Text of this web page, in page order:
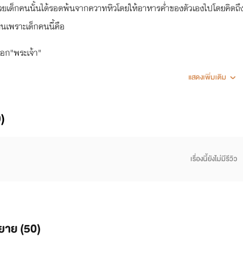
ยเด็กคนนั้นได้รอดพ้นจากควาทหิวโดยให้อาหารค่ำของตัวเองไปโด
เพราะเด็กคนนี้คือ
ก"พระเจ้า"
เจ้า"ใช่ข้าพระเจ้า ข้ารู้ว่าเจ้าเจออะไรมามากมายแต่ที่ข้าเรียกเจ้ามาวั้นนี้
ออคือ ขอบคุณครับ แต่ว่าจะดีหรอครับที่ให้ผมได้เกิดใหม่นะ เพราะผมไม่มี
ใจหรือหดหู่ เจ้าก็ยังคิดที่จะช่วยเด็กที่ไม่รู้ว่าใคร นั้นแหละคือความสามา
ะพลังกองทัพอัศวินไร้ชีวิตให้กับเจ้าและของขวัญสำหรับอาหารอร่อยๆที่
แสดงเพิ่มเติม
เรื่องนี้ยังไม่มีรีวิว
ย (50)